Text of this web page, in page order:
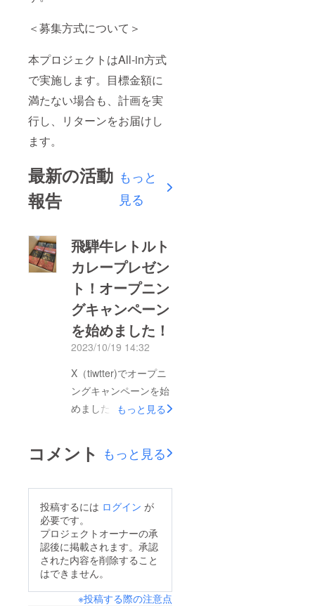
＜募集方式について＞
本プロジェクトはAll-in方式
で実施します。目標金額に
満たない場合も、計画を実
行し、リターンをお届けし
ます。
最新の活動
報告
もっと
見る
飛騨牛レトルト
カレープレゼン
ト！オープニン
グキャンペーン
を始めました！
2023/10/19 14:32
X（tiwtter)でオープニ
ングキャンペーンを始
めました。是非、ご応
願い申し上げま
す・・・！
14856555705995698
もっと見る
コメント もっと見る
投稿するには ログイン が
必要です。
プロジェクトオーナーの承
認後に掲載されます。承認
された内容を削除すること
はできません。
※投稿する際の注意点